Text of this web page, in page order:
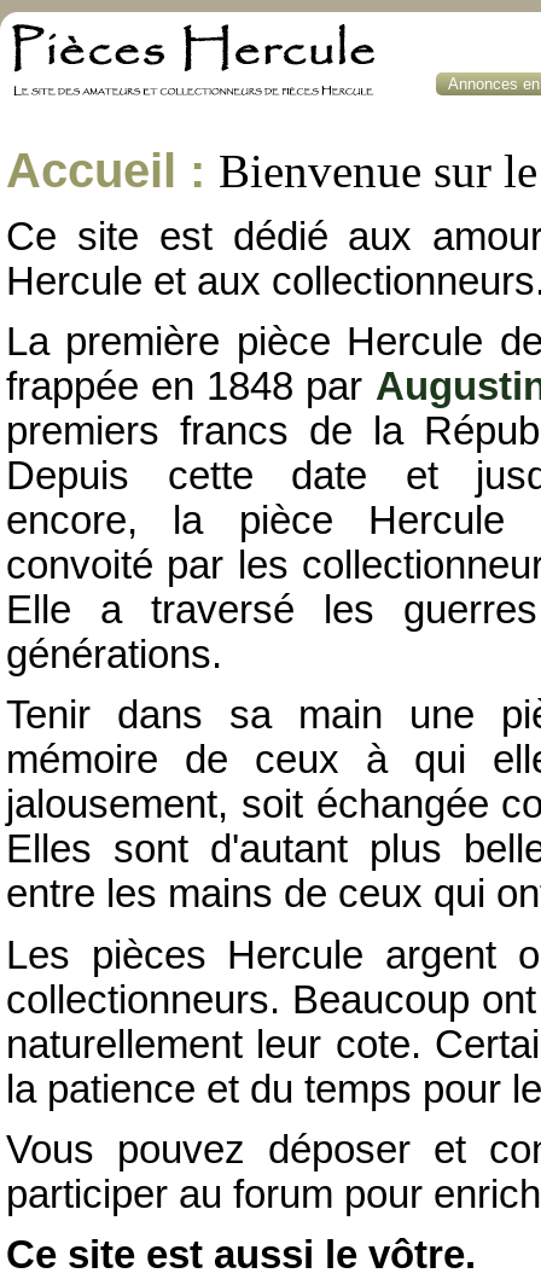
Annonces
Accueil : Bienvenue sur
Ce site est dédié aux
Hercule et aux
La première pièce Hercule
frappée en 1848 par
premiers francs de la
Depuis cette date et
encore, la pièce Hercule
convoité par les
Elle a traversé les
générations.
Tenir dans sa main une
mémoire de ceux à qui
jalousement, soit échangée
Elles sont d'autant plus
entre les mains de ceux qui
Les pièces Hercule argent
collectionneurs. Beaucoup
naturellement leur cote.
la patience et du temps pour
Vous pouvez déposer et
participer au forum pour
Ce site est aussi le vôtre.